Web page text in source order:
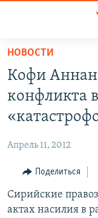
Перейти
основному
содержанию
Перейти
основной
навигации
Перейти
поиску
ГЛАВНАЯ
НОВОСТИ
ПОЛИТИКА
ЭКОНОМИКА
РЕГИОН
НАГОРНЫЙ
НОВОСТИ
Кофи
конфликта
Апрель 11, 2012
Поделиться
Сирийские
актах насилия в